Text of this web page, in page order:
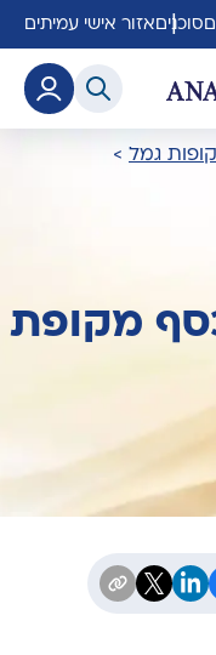
סוכנים אזור אישי עמיתים
קופות גמל >
מקופת